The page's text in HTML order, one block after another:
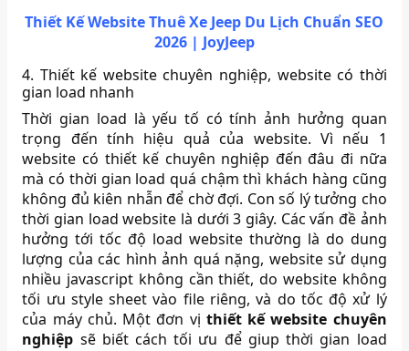
Thiết Kế Website Thuê Xe Jeep Du Lịch Chuẩn SEO
2026 | JoyJeep
4. Thiết kế website chuyên nghiệp, website có thời
gian load nhanh
Thời gian load là yếu tố có tính ảnh hưởng quan
trọng đến tính hiệu quả của website. Vì nếu 1
website có thiết kế chuyên nghiệp đến đâu đi nữa
mà có thời gian load quá chậm thì khách hàng cũng
không đủ kiên nhẫn để chờ đợi. Con số lý tưởng cho
thời gian load website là dưới 3 giây. Các vấn đề ảnh
hưởng tới tốc độ load website thường là do dung
lượng của các hình ảnh quá nặng, website sử dụng
nhiều javascript không cần thiết, do website không
tối ưu style sheet vào file riêng, và do tốc độ xử lý
của máy chủ. Một đơn vị thiết kế website chuyên
nghiệp sẽ biết cách tối ưu để giup thời gian load